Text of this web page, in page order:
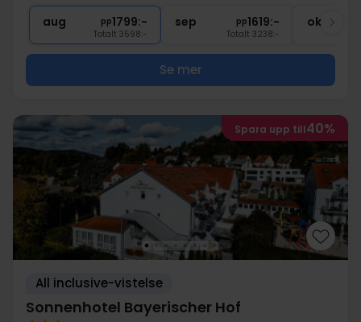
2x Gratis dryck
aug pp1799:-
Totalt 3598:-
sep pp1619:-
Totalt 3238:-
okt
Se mer
Spara upp till40%
All inclusive-vistelse
Sonnenhotel Bayerischer Hof